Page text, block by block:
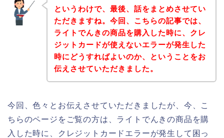
というわけで、最後、話をまとめさせてい
ただきますね。今回、こちらの記事では、
ライトでんきの商品を購入した時に、クレ
ジットカードが使えないエラーが発生した
時にどうすればよいのか、ということをお
伝えさせていただきました。
今回、色々とお伝えさせていただきましたが、今、こ
ちらのページをご覧の方は、ライトでんきの商品を購
入した時に、クレジットカードエラーが発生して困っ